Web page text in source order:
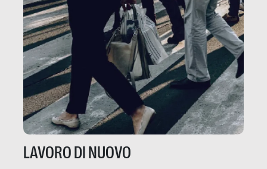
LAVORO DI NUOVO